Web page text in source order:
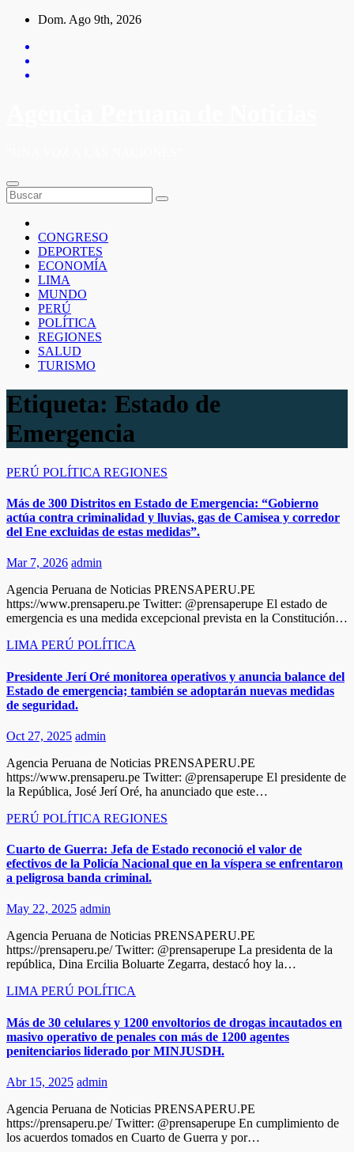
Saltar
contenido
Dom. Ago 9th, 2026
CONGRESO
DEPORTES
ECONOMÍA
LIMA
MUNDO
PERÚ
POLÍTICA
REGIONES
SALUD
TURISMO
Etiqueta: Estado de
Emergencia
PERÚ POLÍTICA REGIONES
Más de 300 Distritos en Estado de Emergencia: “Gobierno
actúa contra criminalidad y lluvias, gas de Camisea y corredor
del Ene excluidas de estas medidas”.
Mar 7, 2026 admin
Agencia Peruana de Noticias PRENSAPERU.PE
https://www.prensaperu.pe Twitter: @prensaperupe El estado de
emergencia es una medida excepcional prevista en la Constitución…
LIMA PERÚ POLÍTICA
Presidente Jerí Oré monitorea operativos y anuncia balance del
Estado de emergencia; también se adoptarán nuevas medidas
de seguridad.​
Oct 27, 2025 admin
Agencia Peruana de Noticias PRENSAPERU.PE
https://www.prensaperu.pe Twitter: @prensaperupe El presidente de
la República, José Jerí Oré, ha anunciado que este…
PERÚ POLÍTICA REGIONES
Cuarto de Guerra: Jefa de Estado reconoció el valor de
efectivos de la Policía Nacional que en la víspera se enfrentaron
a peligrosa banda criminal.
May 22, 2025 admin
Agencia Peruana de Noticias PRENSAPERU.PE
https://prensaperu.pe/ Twitter: @prensaperupe La presidenta de la
república, Dina Ercilia Boluarte Zegarra, destacó hoy la…
LIMA PERÚ POLÍTICA
Más de 30 celulares y 1200 envoltorios de drogas incautados en
masivo operativo de penales con más de 1200 agentes
penitenciarios liderado por MINJUSDH.
Abr 15, 2025 admin
Agencia Peruana de Noticias PRENSAPERU.PE
https://prensaperu.pe/ Twitter: @prensaperupe En cumplimiento de
los acuerdos tomados en Cuarto de Guerra y por…